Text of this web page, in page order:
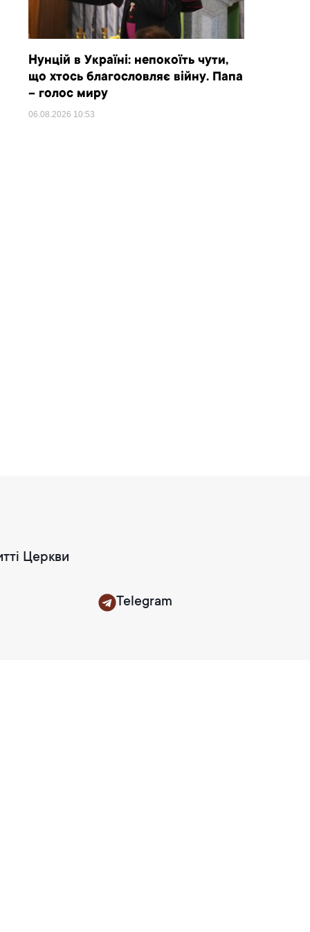
Нунцій в Україні: непокоїть чути,
що хтось благословляє війну. Папа
– голос миру
06.08.2026 10:53
Церкви
Telegram